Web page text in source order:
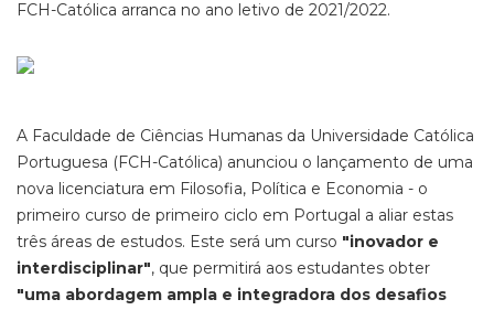
FCH-Católica arranca no ano letivo de 2021/2022.
A Faculdade de Ciências Humanas da Universidade Católica
Portuguesa (FCH-Católica) anunciou o lançamento de uma
nova licenciatura em Filosofia, Política e Economia - o
primeiro curso de primeiro ciclo em Portugal a aliar estas
três áreas de estudos. Este será um curso "inovador e
interdisciplinar", que permitirá aos estudantes obter
"uma abordagem ampla e integradora dos desafios